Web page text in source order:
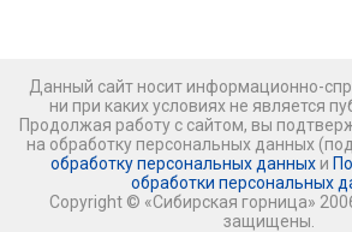
Данный сайт носит информационно-
ни при каких условиях не является
Продолжая работу с сайтом, вы
на обработку персональных данных
обработку персональных данных и
обработки персональных
Copyright © «Сибирская горница»
защищены.